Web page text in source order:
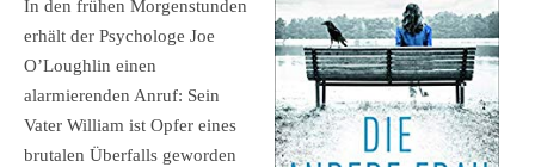
In den frühen Morgenstunden
erhält der Psychologe Joe
O’Loughlin einen
alarmierenden Anruf: Sein
Vater William ist Opfer eines
brutalen Überfalls geworden